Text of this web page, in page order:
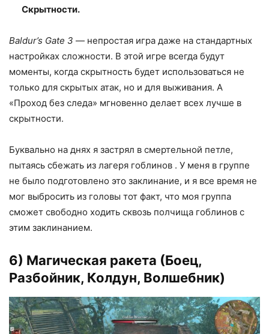
Скрытности.
Baldur’s Gate 3 — непростая игра даже на стандартных
настройках сложности. В этой игре всегда будут
моменты, когда скрытность будет использоваться не
только для скрытых атак, но и для выживания. А
«Проход без следа» мгновенно делает всех лучше в
скрытности.
Буквально на днях я застрял в смертельной петле,
пытаясь сбежать из лагеря гоблинов . У меня в группе
не было подготовлено это заклинание, и я все время не
мог выбросить из головы тот факт, что моя группа
сможет свободно ходить сквозь полчища гоблинов с
этим заклинанием.
6) Магическая ракета (Боец,
Разбойник, Колдун, Волшебник)